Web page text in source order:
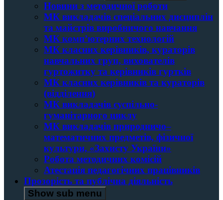
Новини з методичної роботи
МК викладачів спеціальних дисциплін
та майстрів виробничого навчання
МК комп’ютерних технологій
МК класних керівників, кураторів
навчальних груп, вихователів
гуртожитку та керівників гуртків
МК класних керівників та кураторів
(відділення)
МК викладачів суспільно-
гуманітарного циклу
МК викладачів природничо–
математичних предметів, фізичної
культури, «Захисту України»
Робота методичних комісій
Атестація педагогічних працівників
Прозорість та публічна діяльність
Show sub menu